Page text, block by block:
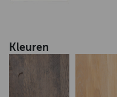
Kleuren